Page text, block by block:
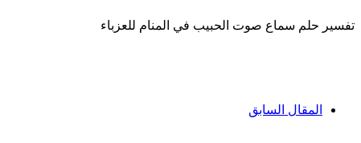
تفسير حلم سماع صوت الحبيب في المنام للعزباء
المقال السابق